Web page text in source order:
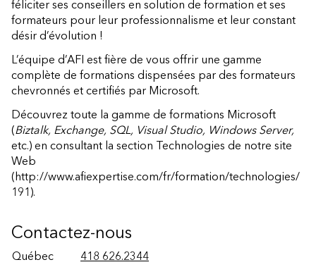
féliciter ses conseillers en solution de formation et ses
formateurs pour leur professionnalisme et leur constant
désir d’évolution !
L’équipe d’AFI est fière de vous offrir une gamme
complète de formations dispensées par des formateurs
chevronnés et certifiés par Microsoft.
Découvrez toute la gamme de formations Microsoft
(Biztalk, Exchange, SQL, Visual Studio, Windows Server,
etc.) en consultant la section Technologies de notre site
Web
(http://www.afiexpertise.com/fr/formation/technologies/
191).
Contactez-nous
Québec
418 626.2344